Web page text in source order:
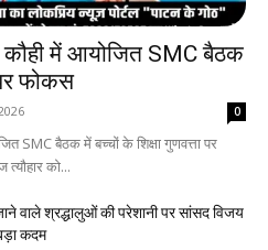
कौही में आयोजित SMC बैठक
फोकस
0
SMC बैठक में बच्चों के शिक्षा गुणवत्ता पर
को...
वाले श्रद्धालुओं की परेशानी पर सांसद विजय
कदम